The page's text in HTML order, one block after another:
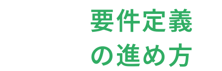
要件定義
の進め方